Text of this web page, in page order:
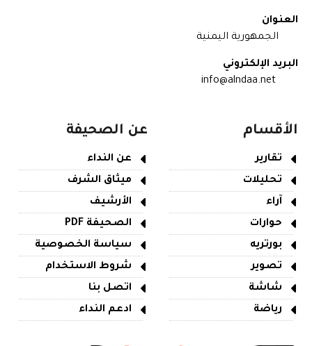
العنوان
الجمهورية اليمنية
البريد الإلكتروني
info@alndaa.net
الأقسام
تقارير
تحليلات
آراء
حوارات
بورتريه
تصوير
شاشة
رياضة
عن الصحيفة
عن النداء
ميثاق الشرف
الأرشيف
الصحيفة PDF
سياسة الخصوصية
شروط الاستخدام
اتصل بنا
ادعم النداء